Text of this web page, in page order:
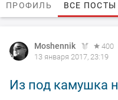
ПРОФИЛЬ ВСЕ ПОСТЫ
Moshennik
400
13 января 2017, 23:19
Из под камушка